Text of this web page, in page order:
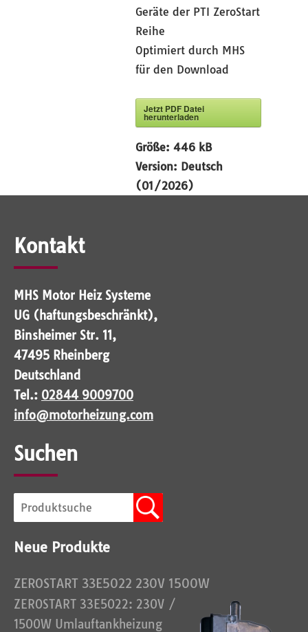
Geräte der PTI ZeroStart
Reihe
Optimiert durch MHS
für den Download
Jetzt PDF Datei
herunterladen
Größe: 446 kB
Version: Deutsch
(01/2026)
Kontakt
MHS Motor Heiz Systeme
UG (haftungsbeschränkt),
Binsheimer Str. 11,
47495 Rheinberg
Deutschland
Tel.: 02844 9009700
info@motorheizung.com
Suchen
Neue Produkte
ZEROSTART 33E5022 230V 1500W
ZEROSTART 33E5022: 230V /
1500W Umlauftankheizung